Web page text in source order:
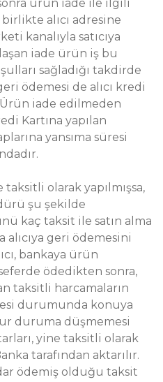
ürün iade ile ilgili
alıcı adresine
kanalıyla satıcıya
iade ürün iş bu
sağladığı takdirde
ödemesi de alıcı kredi
Ürün iade edilmeden
Kartına yapılan
yansıma süresi
olarak yapılmışsa,
şu şekilde
kaç taksit ile satın alma
geri ödemesini
bankaya ürün
ödedikten sonra,
taksitli harcamaların
durumunda konuya
duruma düşmemesi
yine taksitli olarak
tarafından aktarılır.
ödemiş olduğu taksit